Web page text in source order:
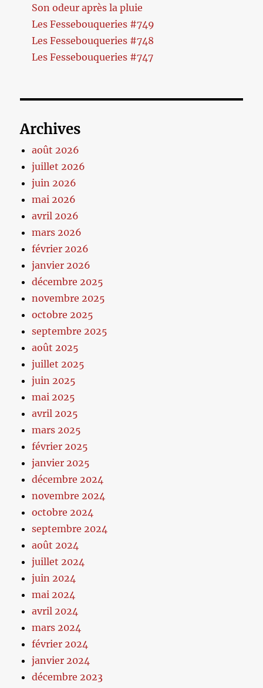
Son odeur après la pluie
Les Fessebouqueries #749
Les Fessebouqueries #748
Les Fessebouqueries #747
Archives
août 2026
juillet 2026
juin 2026
mai 2026
avril 2026
mars 2026
février 2026
janvier 2026
décembre 2025
novembre 2025
octobre 2025
septembre 2025
août 2025
juillet 2025
juin 2025
mai 2025
avril 2025
mars 2025
février 2025
janvier 2025
décembre 2024
novembre 2024
octobre 2024
septembre 2024
août 2024
juillet 2024
juin 2024
mai 2024
avril 2024
mars 2024
février 2024
janvier 2024
décembre 2023